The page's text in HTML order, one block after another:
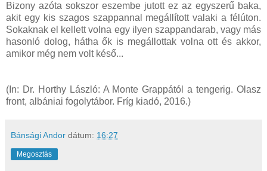
Bizony azóta sokszor eszembe jutott ez az egyszerű baka,
akit egy kis szagos szappannal megállított valaki a félúton.
Sokaknak el kellett volna egy ilyen szappandarab, vagy más
hasonló dolog, hátha ők is megállottak volna ott és akkor,
amikor még nem volt késő...
(In: Dr. Horthy László: A Monte Grappától a tengerig. Olasz
front, albániai fogolytábor. Fríg kiadó, 2016.)
Bánsági Andor dátum: 16:27
Megosztás